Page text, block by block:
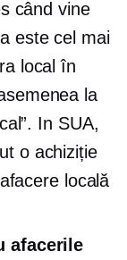
când vine
este cel mai
local în
la
In SUA,
o achiziție
locală
afacerile